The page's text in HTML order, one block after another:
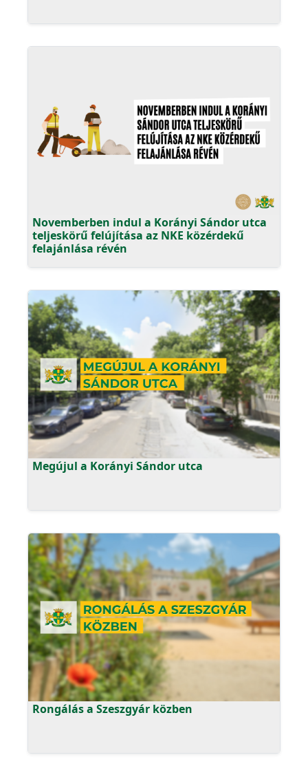
Novemberben indul a Korányi Sándor utca
teljeskörű felújítása az NKE közérdekű
felajánlása révén
Megújul a Korányi Sándor utca
Rongálás a Szeszgyár közben